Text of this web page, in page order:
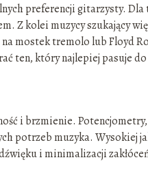
preferencji gitarzysty. Dla
Z kolei muzycy szukający
mostek tremolo lub Floyd
ten, który najlepiej pasuje do
i brzmienie. Potencjometry,
potrzeb muzyka. Wysokiej
i minimalizacji